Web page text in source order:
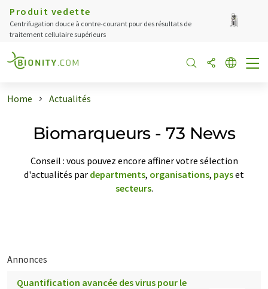
Produit vedette
Centrifugation douce à contre-courant pour des résultats de
traitement cellulaire supérieurs
Home Actualités
Biomarqueurs - 73 News
Conseil : vous pouvez encore affiner votre sélection
d'actualités par departments, organisations, payset
secteurs.
Annonces
Quantification avancée des virus pour le